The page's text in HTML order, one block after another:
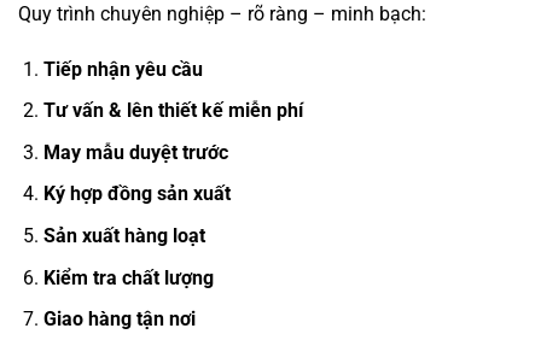
Quy trình chuyên nghiệp – rõ ràng – minh bạch:
Tiếp nhận yêu cầu
Tư vấn & lên thiết kế miễn phí
May mẫu duyệt trước
Ký hợp đồng sản xuất
Sản xuất hàng loạt
Kiểm tra chất lượng
Giao hàng tận nơi